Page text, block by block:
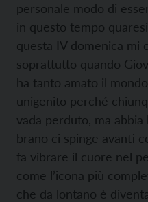
personale modo di
in questo tempo
questa IV domenica mi
soprattutto quando
ha tanto amato il
unigenito perché
vada perduto, ma abbia
brano ci spinge avanti
fa vibrare il cuore nel
come l’icona più
che da lontano è